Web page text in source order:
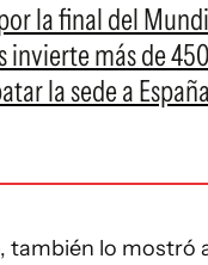
la final del
invierte más de
la sede a España
también lo mostró